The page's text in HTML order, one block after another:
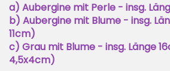
a) Aubergine mit Perle - insg.
b) Aubergine mit Blume - insg.
11cm)
c) Grau mit Blume - insg. Länge
4,5x4cm)